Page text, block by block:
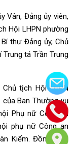
Vân, Đảng ủy viên,
Hội LHPN phường
thư Đảng ủy, Chủ
tá Trần Trung
tịch Hội LHPN
Ban Thường vụ
Phụ nữ Công an
phụ nữ Công an
Kiếm. Đồng thời,